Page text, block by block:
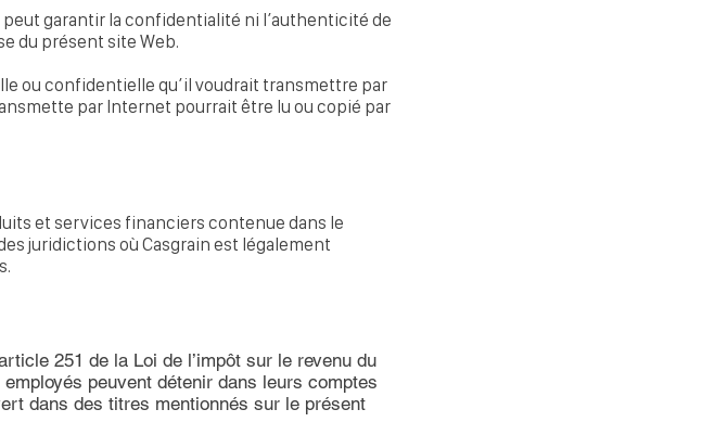
peut garantir la confidentialité ni l’authenticité de
du présent site Web.
ou confidentielle qu’il voudrait transmettre par
par Internet pourrait être lu ou copié par
et services financiers contenue dans le
juridictions où Casgrain est légalement
251 de la Loi de l’impôt sur le revenu du
peuvent détenir dans leurs comptes
dans des titres mentionnés sur le présent